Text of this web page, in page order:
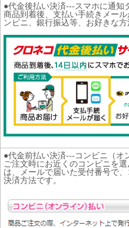
●代金後払い決済---スマホに通
商品到着後、支払い手続きメー
ンビニ、銀行振込等、お好きな
●代金前払い決済---コンビニ（
ご注文時にお近くのコンビニを
は、メールで届いた受付番号で
決済方法です。